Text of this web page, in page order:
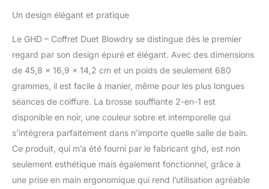
types Cheveux
Heat-Air Xchange :
contrôlé, de la surface et
des picots anti-accrocs
chauffants à la
coiffage basse de 120°C.
Chaleur mesurée 400
fois par seconde pour
assurer un maintien
température idéale et
ainsi permettre un
brushing professionnel à
Un design élégant et pratique
Le GHD – Coffret Duet Blowdry se distingue dès le premier
regard par son design épuré et élégant. Avec des dimensions
de 45,8 x 16,9 x 14,2 cm et un poids de seulement 680
grammes, il est facile à manier, même pour les plus longues
séances de coiffure. La brosse soufflante 2-en-1 est
disponible en noir, une couleur sobre et intemporelle qui
s’intégrera parfaitement dans n’importe quelle salle de bain.
Ce produit, qui m’a été fourni par le fabricant ghd, est non
seulement esthétique mais également fonctionnel, grâce à
une prise en main ergonomique qui rend l’utilisation agréable